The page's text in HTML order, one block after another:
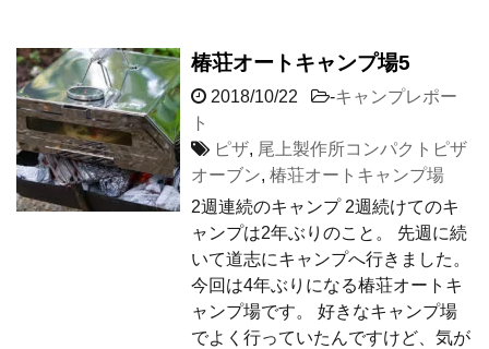
椿荘オートキャンプ場5
2018/10/22 -キャンプレポー
ト
ピザ, 尾上製作所コンパクトピザ
オーブン, 椿荘オートキャンプ場
2週連続のキャンプ 2週続けてのキ
ャンプは2年ぶりのこと。 先週に続
いて道志にキャンプへ行きました。
今回は4年ぶりになる椿荘オートキ
ャンプ場です。 好きなキャンプ場
でよく行っていたんですけど、気が